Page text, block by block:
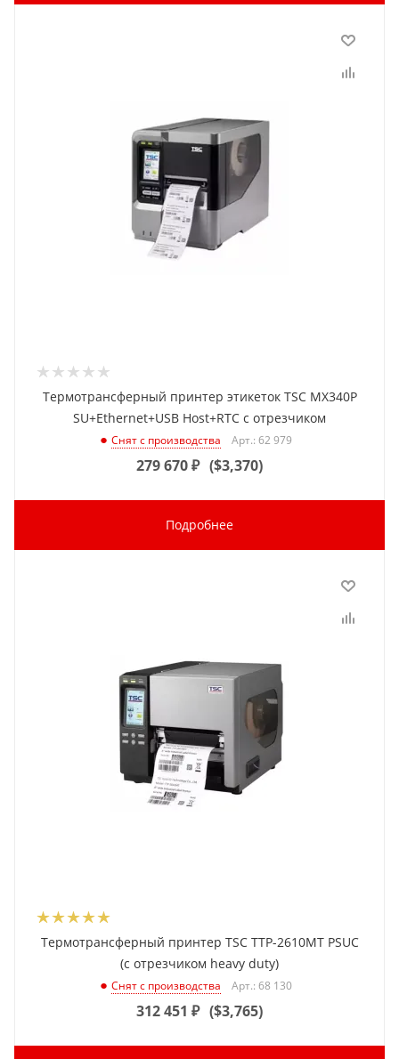
Термотрансферный принтер этикеток TSC MX340P
SU+Ethernet+USB Host+RTC с отрезчиком
Снят с производства Арт.: 62 979
279 670₽ ($3,370)
Подробнее
Термотрансферный принтер TSC TTP-2610MT PSUC
(с отрезчиком heavy duty)
Снят с производства Арт.: 68 130
312 451 ₽ ($3,765)